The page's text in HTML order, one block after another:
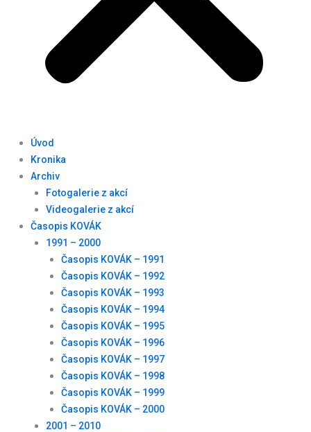
Úvod
Kronika
Archiv
Fotogalerie z akcí
Videogalerie z akcí
Časopis KOVÁK
1991 – 2000
Časopis KOVÁK – 1991
Časopis KOVÁK – 1992
Časopis KOVÁK – 1993
Časopis KOVÁK – 1994
Časopis KOVÁK – 1995
Časopis KOVÁK – 1996
Časopis KOVÁK – 1997
Časopis KOVÁK – 1998
Časopis KOVÁK – 1999
Časopis KOVÁK – 2000
2001 – 2010